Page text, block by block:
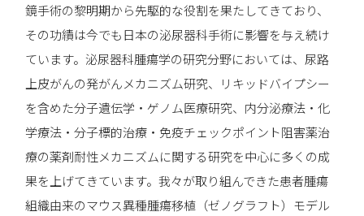
鏡手術の黎明期から先駆的な役割を果たしてきており、
その功績は今でも日本の泌尿器科手術に影響を与え続け
ています。泌尿器科腫瘍学の研究分野においては、尿路
上皮がんの発がんメカニズム研究、リキッドバイプシー
を含めた分子遺伝学・ゲノム医療研究、内分泌療法・化
学療法・分子標的治療・免疫チェックポイント阻害薬治
療の薬剤耐性メカニズムに関する研究を中心に多くの成
果を上げてきています。我々が取り組んできた患者腫瘍
組織由来のマウス異種腫瘍移植（ゼノグラフト）モデル